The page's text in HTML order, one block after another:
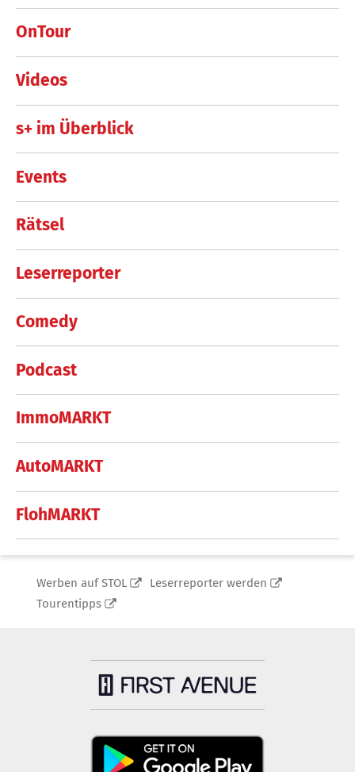
OnTour
Videos
s+ im Überblick
Events
Rätsel
Leserreporter
Comedy
Podcast
ImmoMARKT
AutoMARKT
FlohMARKT
Werben auf STOL
Leserreporter werden
Tourentipps